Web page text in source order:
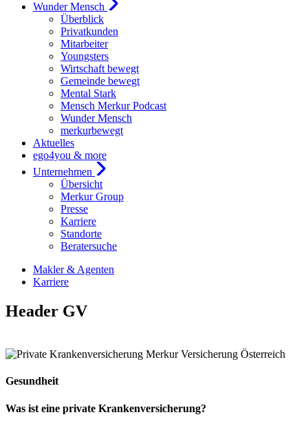
Wunder Mensch
Überblick
Privatkunden
Mitarbeiter
Youngsters
Wirtschaft bewegt
Gemeinde bewegt
Mental Stark
Mensch Merkur Podcast
Wunder Mensch
merkurbewegt
Aktuelles
ego4you & more
Unternehmen
Übersicht
Merkur Group
Presse
Karriere
Standorte
Beratersuche
Makler & Agenten
Karriere
Header GV
Gesundheit
Was ist eine private Krankenversicherung?